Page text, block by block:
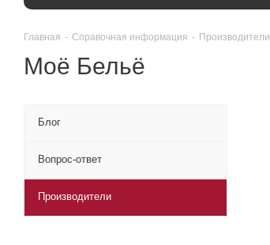
Главная - Справочная информация - Производители
Моё Бельё
Блог
Вопрос-ответ
Производители